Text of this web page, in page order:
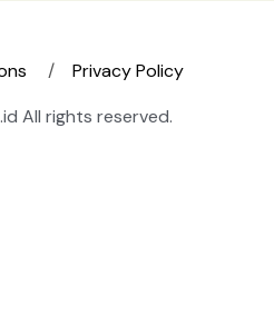
Privacy Policy
All rights reserved.